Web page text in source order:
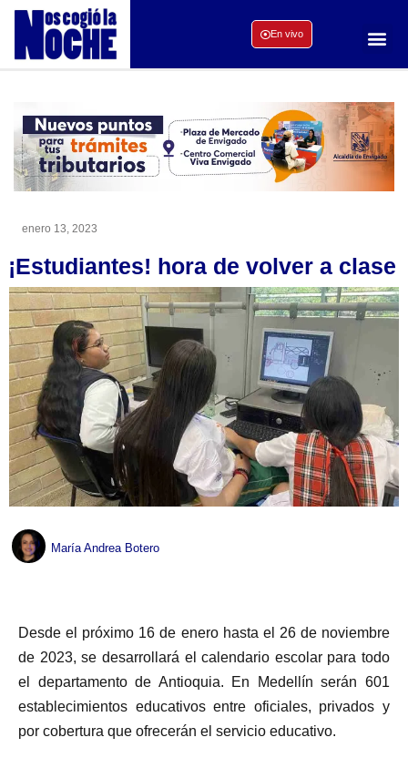
En vivo
enero 13, 2023
¡Estudiantes! hora de volver a clase
María Andrea Botero
Desde el próximo 16 de enero hasta el 26 de noviembre
de 2023, se desarrollará el calendario escolar para todo
el departamento de Antioquia. En Medellín serán 601
establecimientos educativos entre oficiales, privados y
por cobertura que ofrecerán el servicio educativo.